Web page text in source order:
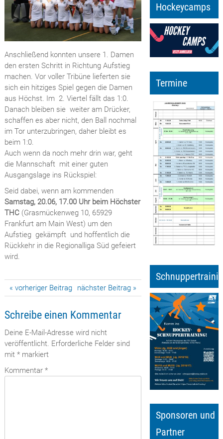
Anschließend konnten unsere 1. Damen
den ersten Schritt in Richtung Aufstieg
machen. Vor voller Tribüne lieferten sie
sich ein hitziges Spiel gegen die Damen
aus Höchst. Im 2. Viertel fällt das 1:0.
Danach bleiben sie weiter am Drücker,
schaffen es aber nicht, den Ball nochmal
im Tor unterzubringen, daher bleibt es
beim 1:0.
Auch wenn da noch mehr drin war, geht
die Mannschaft mit einer guten
Ausgangslage ins Rückspiel:
Seid dabei, wenn am kommenden
Samstag, 20.06, 17.00 Uhr beim Höchster
THC(Grasmückenweg 10, 65929
Frankfurt am Main West) um den
Aufstieg gekämpft und hoffentlich die
Rückkehr in die Regionalliga Süd gefeiert
wird.
Beitragsnavigation
« vorheriger Beitrag nächster Beitrag »
Schreibe einen Kommentar
Deine E-Mail-Adresse wird nicht
veröffentlicht. Erforderliche Felder sind
mit *markiert
Kommentar *
Hockeycamps
Termine
Sponsoren und
Partner